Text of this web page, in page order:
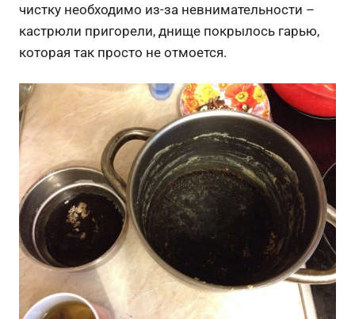
чистку необходимо из-за невнимательности –
кастрюли пригорели, днище покрылось гарью,
которая так просто не отмоется.